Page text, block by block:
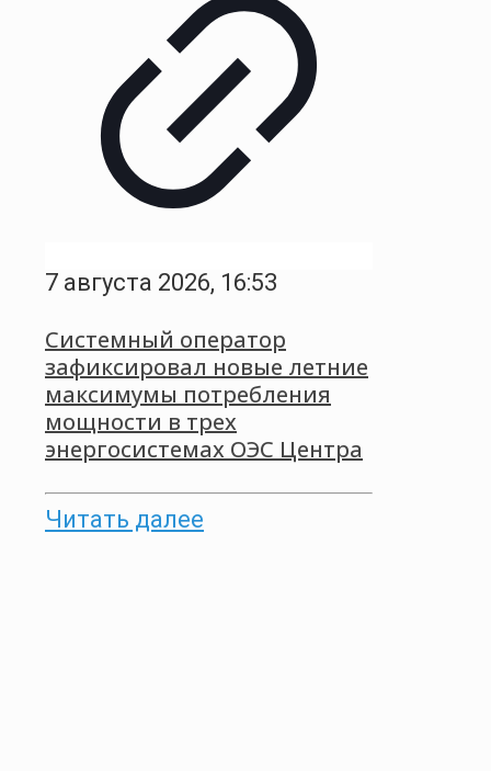
7 августа 2026, 16:53
Системный оператор
зафиксировал новые летние
максимумы потребления
мощности в трех
энергосистемах ОЭС Центра
Читать далее